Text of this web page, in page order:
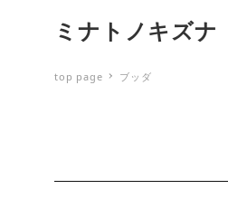
ミナトノキズナ
top page ブッダ